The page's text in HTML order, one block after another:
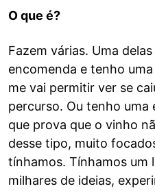
O que é?
Fazem várias. Uma
encomenda e tenho
me vai permitir ver se
percurso. Ou tenho uma
que prova que o vinho
desse tipo, muito
tínhamos. Tínhamos um
milhares de ideias,